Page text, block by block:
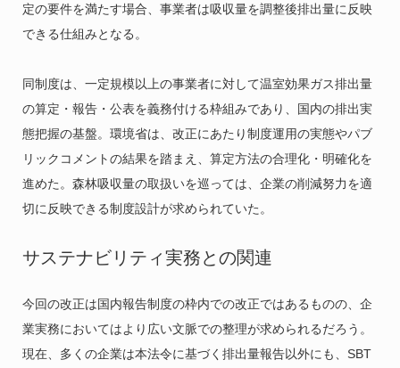
定の要件を満たす場合、事業者は吸収量を調整後排出量に反映
できる仕組みとなる。
同制度は、一定規模以上の事業者に対して温室効果ガス排出量
の算定・報告・公表を義務付ける枠組みであり、国内の排出実
態把握の基盤。環境省は、改正にあたり制度運用の実態やパブ
リックコメントの結果を踏まえ、算定方法の合理化・明確化を
進めた。森林吸収量の取扱いを巡っては、企業の削減努力を適
切に反映できる制度設計が求められていた。
サステナビリティ実務との関連
今回の改正は国内報告制度の枠内での改正ではあるものの、企
業実務においてはより広い文脈での整理が求められるだろう。
現在、多くの企業は本法令に基づく排出量報告以外にも、SBT